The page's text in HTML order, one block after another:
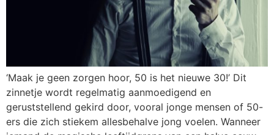
‘Maak je geen zorgen hoor, 50 is het nieuwe 30!’ Dit
zinnetje wordt regelmatig aanmoedigend en
geruststellend gekird door, vooral jonge mensen of 50-
ers die zich stiekem allesbehalve jong voelen. Wanneer